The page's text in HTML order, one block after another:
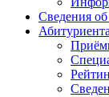
Сведения